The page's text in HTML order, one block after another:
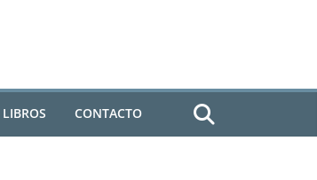
LIBROS CONTACTO